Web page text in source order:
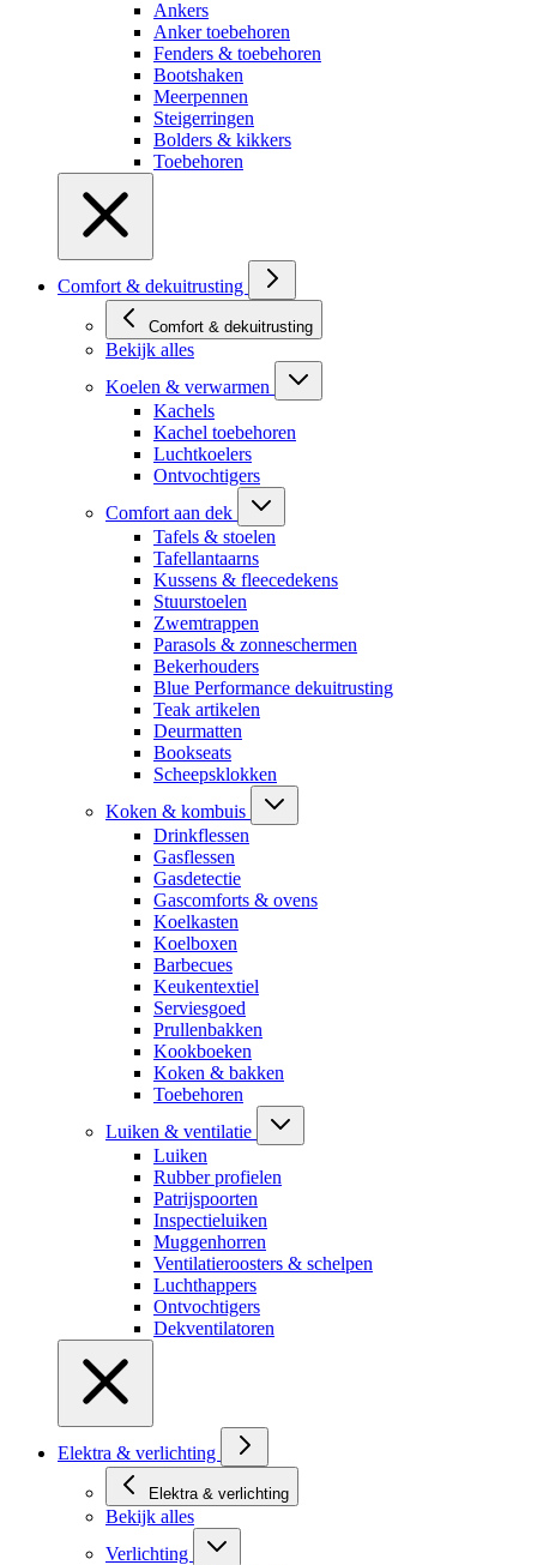
Ankers
Anker toebehoren
Fenders & toebehoren
Bootshaken
Meerpennen
Steigerringen
Bolders & kikkers
Toebehoren
Comfort & dekuitrusting
Comfort & dekuitrusting
Bekijk alles
Koelen & verwarmen
Kachels
Kachel toebehoren
Luchtkoelers
Ontvochtigers
Comfort aan dek
Tafels & stoelen
Tafellantaarns
Kussens & fleecedekens
Stuurstoelen
Zwemtrappen
Parasols & zonneschermen
Bekerhouders
Blue Performance dekuitrusting
Teak artikelen
Deurmatten
Bookseats
Scheepsklokken
Koken & kombuis
Drinkflessen
Gasflessen
Gasdetectie
Gascomforts & ovens
Koelkasten
Koelboxen
Barbecues
Keukentextiel
Serviesgoed
Prullenbakken
Kookboeken
Koken & bakken
Toebehoren
Luiken & ventilatie
Luiken
Rubber profielen
Patrijspoorten
Inspectieluiken
Muggenhorren
Ventilatieroosters & schelpen
Luchthappers
Ontvochtigers
Dekventilatoren
Elektra & verlichting
Elektra & verlichting
Bekijk alles
Verlichting